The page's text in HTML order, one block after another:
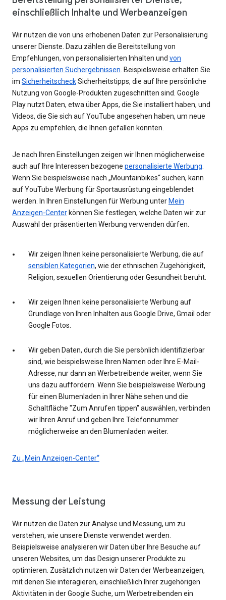
einschließlich Inhalte und Werbeanzeigen
Wir nutzen die von uns erhobenen Daten zur Personalisierung
unserer Dienste. Dazu zählen die Bereitstellung von
Empfehlungen, von personalisierten Inhalten und von
personalisierten Suchergebnissen . Beispielsweise erhalten Sie
im SicherheitscheckSicherheitstipps, die auf Ihre persönliche
Nutzung von Google-Produkten zugeschnitten sind. Google
Play nutzt Daten, etwa über Apps, die Sie installiert haben, und
Videos, die Sie sich auf YouTube angesehen haben, um neue
Apps zu empfehlen, die Ihnen gefallen könnten.
Je nach Ihren Einstellungen zeigen wir Ihnen möglicherweise
auch auf Ihre Interessen bezogene personalisierte Werbung
Wenn Sie beispielsweise nach „Mountainbikes“ suchen, kann
auf YouTube Werbung für Sportausrüstung eingeblendet
werden. In Ihren Einstellungen für Werbung unter Mein
Anzeigen-Center können Sie festlegen, welche Daten wir zur
Auswahl der präsentierten Werbung verwenden dürfen.
Wir zeigen Ihnen keine personalisierte Werbung, die auf
sensiblen Kategorien, wie der ethnischen Zugehörigkeit,
Religion, sexuellen Orientierung oder Gesundheit beruht.
Wir zeigen Ihnen keine personalisierte Werbung auf
Grundlage von Ihren Inhalten aus Google Drive, Gmail oder
Google Fotos.
Wir geben Daten, durch die Sie persönlich identifizierbar
sind, wie beispielsweise Ihren Namen oder Ihre E-Mail-
Adresse, nur dann an Werbetreibende weiter, wenn Sie
uns dazu auffordern. Wenn Sie beispielsweise Werbung
für einen Blumenladen in Ihrer Nähe sehen und die
Schaltfläche "Zum Anrufen tippen" auswählen, verbinden
wir Ihren Anruf und geben Ihre Telefonnummer
möglicherweise an den Blumenladen weiter.
Zu „Mein Anzeigen-Center“
Messung der Leistung
Wir nutzen die Daten zur Analyse und Messung, um zu
verstehen, wie unsere Dienste verwendet werden.
Beispielsweise analysieren wir Daten über Ihre Besuche auf
unseren Websites, um das Design unserer Produkte zu
optimieren. Zusätzlich nutzen wir Daten der Werbeanzeigen,
mit denen Sie interagieren, einschließlich Ihrer zugehörigen
Aktivitäten in der Google Suche, um Werbetreibenden ein